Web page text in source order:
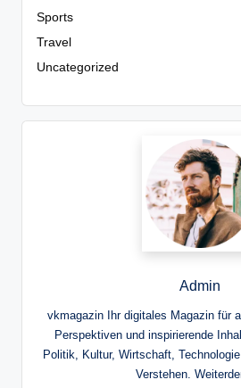
Sports
Travel
Uncategorized
Admin
vkmagazin Ihr digitales Magazin für
Perspektiven und inspirierende
Politik, Kultur, Wirtschaft,
Verstehen.